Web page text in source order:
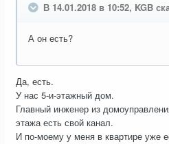
В 14.01.2018 в 10:52, KGB
А он есть?
Да, есть.
У нас 5-и-этажный дом.
Главный инженер из
этажа есть свой канал.
И по-моему у меня в квартире уже